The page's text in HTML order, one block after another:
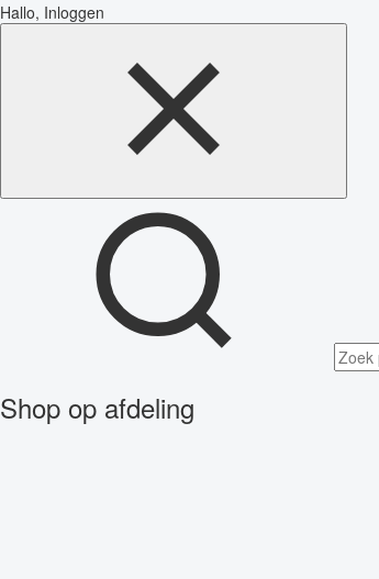
Hallo, Inloggen
Shop op afdeling